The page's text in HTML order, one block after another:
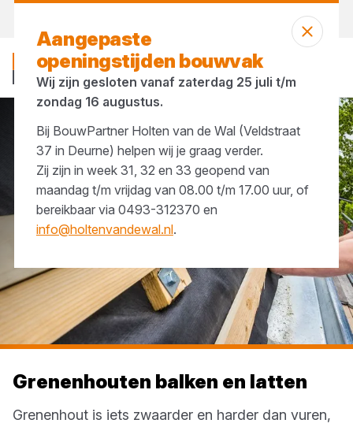
... Grenenhouten balken en latten
Grenenhouten balken en latten
Grenenhout is iets zwaarder en harder dan vuren,
Aangepaste
openingstijden bouwvak
Wij zijn gesloten vanaf zaterdag 25 juli t/m
zondag 16 augustus.
Bij BouwPartner Holten van de Wal (Veldstraat
37 in Deurne) helpen wij je graag verder.
Zij zijn in week 31, 32 en 33 geopend van
maandag t/m vrijdag van 08.00 t/m 17.00 uur, of
bereikbaar via 0493-312370 en
info@holtenvandewal.nl.